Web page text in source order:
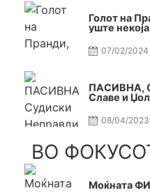
Голот на
уште
07/02/2024
ПАСИВНА,
Славе и
08/04/2023
ВО
Моќната